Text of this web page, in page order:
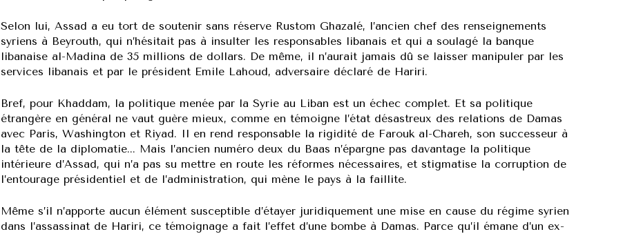
Selon lui, Assad a eu tort de soutenir sans réserve Rustom Ghazalé, l’ancien chef des renseignements
syriens à Beyrouth, qui n’hésitait pas à insulter les responsables libanais et qui a soulagé la banque
libanaise al-Madina de 35 millions de dollars. De même, il n’aurait jamais dû se laisser manipuler par les
services libanais et par le président Emile Lahoud, adversaire déclaré de Hariri.
Bref, pour Khaddam, la politique menée par la Syrie au Liban est un échec complet. Et sa politique
étrangère en général ne vaut guère mieux, comme en témoigne l’état désastreux des relations de Damas
avec Paris, Washington et Riyad. Il en rend responsable la rigidité de Farouk al-Chareh, son successeur à
la tête de la diplomatie... Mais l’ancien numéro deux du Baas n’épargne pas davantage la politique
intérieure d’Assad, qui n’a pas su mettre en route les réformes nécessaires, et stigmatise la corruption de
l’entourage présidentiel et de l’administration, qui mène le pays à la faillite.
Même s’il n’apporte aucun élément susceptible d’étayer juridiquement une mise en cause du régime syrien
dans l’assassinat de Hariri, ce témoignage a fait l’effet d’une bombe à Damas. Parce qu’il émane d’un ex-